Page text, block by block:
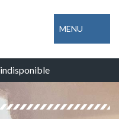
MENU
indisponible